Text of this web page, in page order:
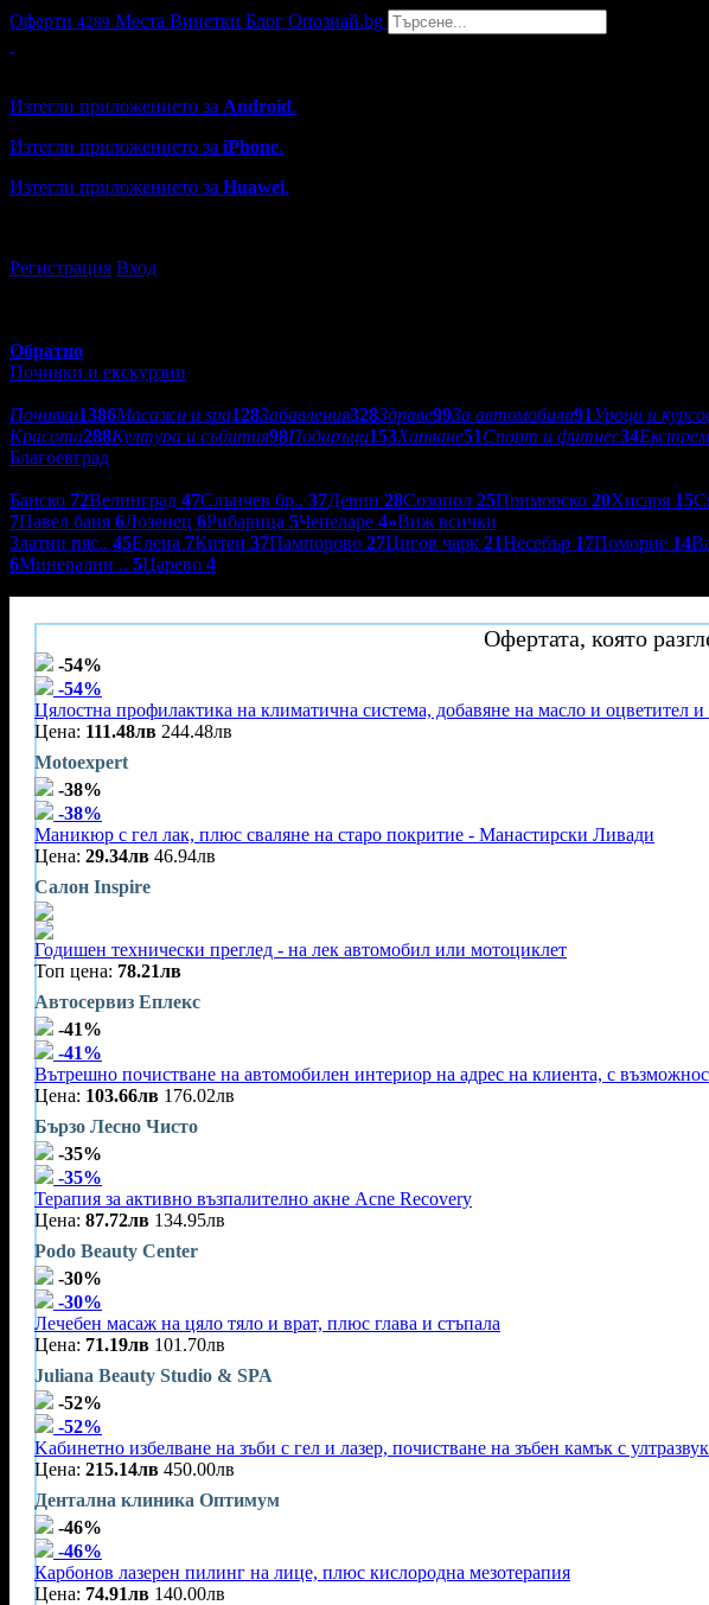
Оферти 4289 Места Винетки Блог Опознай.bg
Изтегли приложението за Android.
Изтегли приложението за iPhone.
Изтегли приложението за Huawei.
Регистрация Вход
Обратно
Почивки и екскурзии
Почивки1386Масажи и spa128Забавления328Здраве99За автомобила91Уроци и
Красота288Култура и събития98Подаръци153Хапване51Спорт и фитнес34
Благоевград
Банско 72Велинград 47Слънчев бр.. 37Девин 28Созопол 25Приморско 20Хисаря 15
7Павел баня 6Лозенец 6Рибарица 5Чепеларе 4»Виж всички
Златни пяс.. 45Елена 7Китен 37Пампорово 27Цигов чарк 21Несебър 17Поморие 14
6Минерални .. 5Царево 4
Офертата, която
-54%
-54%
Цялостна профилактика на климатична система, добавяне на масло и оцветител
Цена: 111.48лв 244.48лв
Motoexpert
-38%
-38%
Маникюр с гел лак, плюс сваляне на старо покритие - Манастирски Ливади
Цена: 29.34лв 46.94лв
Салон Inspire
Годишен технически преглед - на лек автомобил или мотоциклет
Топ цена: 78.21лв
Автосервиз Еплекс
-41%
-41%
Вътрешно почистване на автомобилен интериор на адрес на клиента, с
Цена: 103.66лв 176.02лв
Бързо Лесно Чисто
-35%
-35%
Терапия за активно възпалително акне Acne Recovery
Цена: 87.72лв 134.95лв
Podo Beauty Center
-30%
-30%
Лечебен масаж на цяло тяло и врат, плюс глава и стъпала
Цена: 71.19лв 101.70лв
Juliana Beauty Studio & SPA
-52%
-52%
Kабинетно избелване на зъби с гел и лазер, почистване на зъбен камък с
Цена: 215.14лв 450.00лв
Дентална клиника Оптимум
-46%
-46%
Карбонов лазерен пилинг на лице, плюс кислородна мезотерапия
Цена: 74.91лв 140.00лв